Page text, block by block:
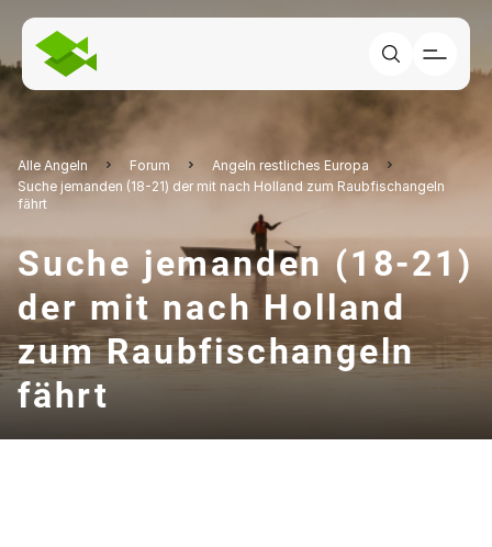
Alle Angeln Forum
Angeln restliches Europa
Suche jemanden (18-21) der mit nach Holland zum Raubfischangeln
fährt
Suche jemanden (18-21)
der mit nach Holland
zum Raubfischangeln
fährt